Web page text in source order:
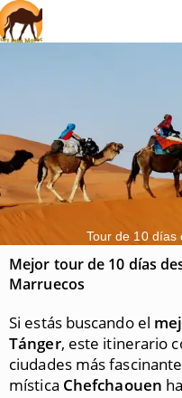
Tour de 10 días
Mejor tour de 10 días
Marruecos
Si estás buscando el
Tánger, este itinerario
ciudades más
mística Chefchaouen